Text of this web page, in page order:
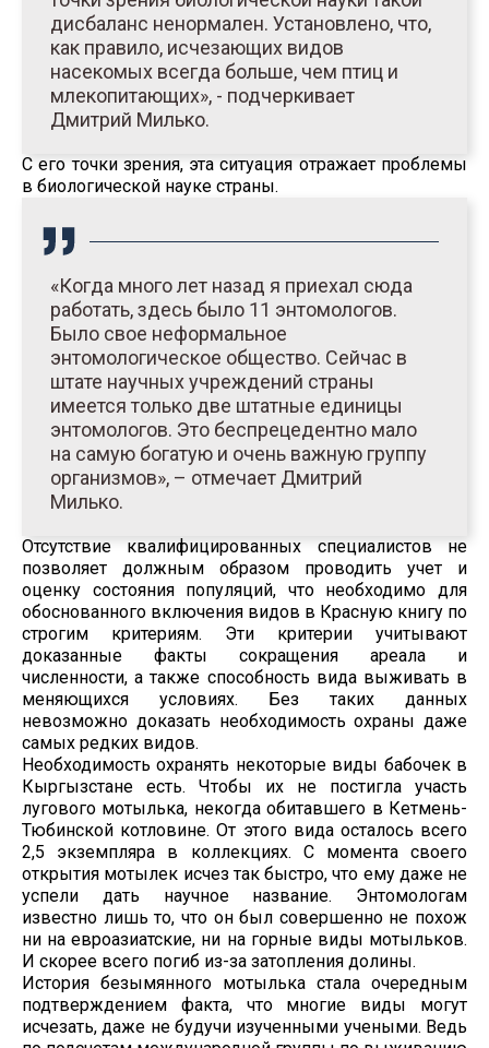
дисбаланс ненормален. Установлено, что,
как правило, исчезающих видов
насекомых всегда больше, чем птиц и
млекопитающих», - подчеркивает
Дмитрий Милько.
С его точки зрения, эта ситуация отражает проблемы
в биологической науке страны.
«Когда много лет назад я приехал сюда
работать, здесь было 11 энтомологов.
Было свое неформальное
энтомологическое общество. Сейчас в
штате научных учреждений страны
имеется только две штатные единицы
энтомологов. Это беспрецедентно мало
на самую богатую и очень важную группу
организмов», – отмечает Дмитрий
Милько.
Отсутствие квалифицированных специалистов не
позволяет должным образом проводить учет и
оценку состояния популяций, что необходимо для
обоснованного включения видов в Красную книгу по
строгим критериям. Эти критерии учитывают
доказанные факты сокращения ареала и
численности, а также способность вида выживать в
меняющихся условиях. Без таких данных
невозможно доказать необходимость охраны даже
самых редких видов.
Необходимость охранять некоторые виды бабочек в
Кыргызстане есть. Чтобы их не постигла участь
лугового мотылька, некогда обитавшего в Кетмень-
Тюбинской котловине. От этого вида осталось всего
2,5 экземпляра в коллекциях. С момента своего
открытия мотылек исчез так быстро, что ему даже не
успели дать научное название. Энтомологам
известно лишь то, что он был совершенно не похож
ни на евроазиатские, ни на горные виды мотыльков.
И скорее всего погиб из-за затопления долины.
История безымянного мотылька стала очередным
подтверждением факта, что многие виды могут
исчезать, даже не будучи изученными учеными. Ведь